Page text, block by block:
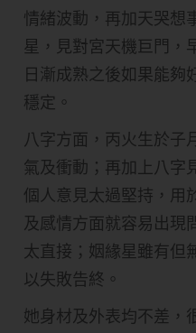
情緒波動，再加天哭想
星，見對宮天機巨門，
日漸成熟之後如果能夠
穩定。
八字方面，丙火生於子
氣及衝動；再加上八字
個人意見太過堅持，用
及感情方面就容易出現
太直接；姻緣星雖有但
以失敗告終。
她身材及外表均不差，